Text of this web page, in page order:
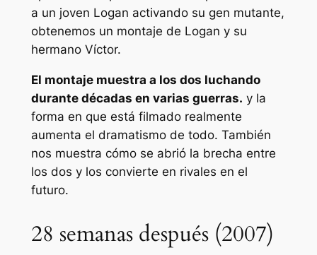
a un joven Logan activando su gen mutante,
obtenemos un montaje de Logan y su
hermano Víctor.
El montaje muestra a los dos luchando
durante décadas en varias guerras. y la
forma en que está filmado realmente
aumenta el dramatismo de todo. También
nos muestra cómo se abrió la brecha entre
los dos y los convierte en rivales en el
futuro.
28 semanas después (2007)